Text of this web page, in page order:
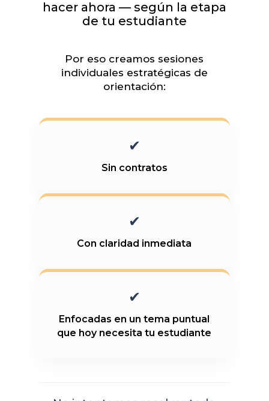
hacer ahora — según la etapa
de tu estudiante
Por eso creamos sesiones
individuales estratégicas de
orientación:
✔
Sin contratos
✔
Con claridad inmediata
✔
Enfocadas en un tema puntual
que hoy necesita tu estudiante